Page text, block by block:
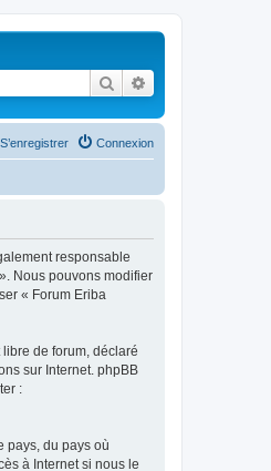
Rechercher
Connexion
S’enregistrer
responsable
Nous pouvons modifier
« Forum Eriba
de forum, déclaré
sur Internet. phpBB
:
pays, du pays où
à Internet si nous le